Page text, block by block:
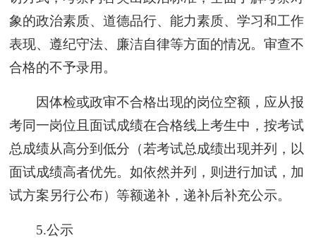
象的政治素质、道德品行、能力素质、学习和工作
表现、遵纪守法、廉洁自律等方面的情况。审查不
合格的不予录用。
因体检或政审不合格出现的岗位空额，应从报
考同一岗位且面试成绩在合格线上考生中，按考试
总成绩从高分到低分（若考试总成绩出现并列，以
面试成绩高者优先。如依然并列，则进行加试，加
试方案另行公布）等额递补，递补后补充公示。
5.公示